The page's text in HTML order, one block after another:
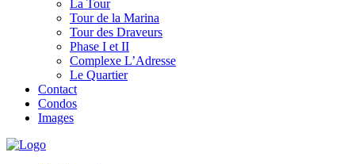
La Tour
Tour de la Marina
Tour des Draveurs
Phase I et II
Complexe L’Adresse
Le Quartier
Contact
Condos
Images